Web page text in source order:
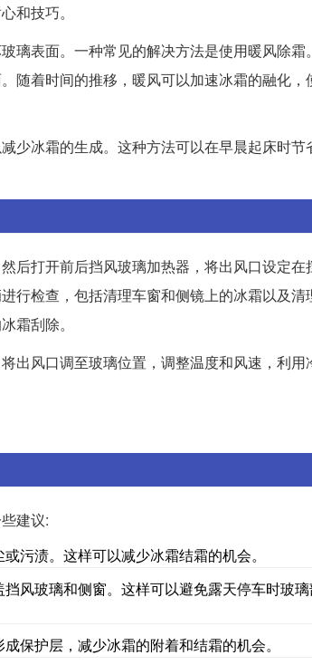
和技巧。
璃表面。一种常见的解决方法是使用暖风除霜
随着时间的推移，暖风可以加速冰霜的融化，
少冰霜的生成。这种方法可以在早晨起床时节
后打开前后挡风玻璃加热器，将出风口设定在
检查，包括清理车窗和侧镜上的冰霜以及清
霜刮除。
出风口调至玻璃位置，调整温度和风速，利用
建议:
污渍。这样可以减少冰霜结霜的机会。
风玻璃和侧窗。这样可以避免露天停车时玻
保护层，减少冰霜的附着和结霜的机会。